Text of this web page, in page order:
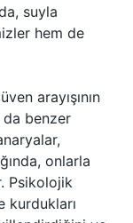
suyla
hem de
arayışının
da benzer
onlarla
Psikolojik
kurdukları